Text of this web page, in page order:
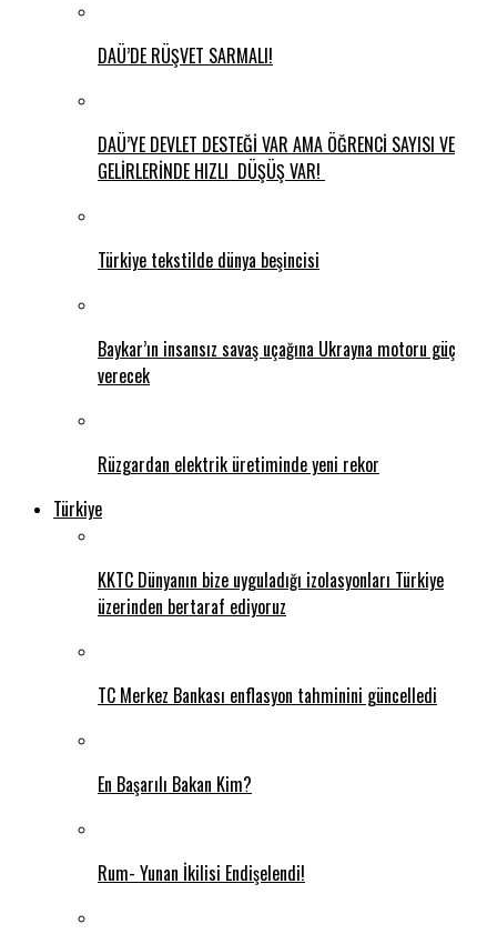
DAÜ’DE RÜŞVET SARMALI!
DAÜ’YE DEVLET DESTEĞİ VAR AMA ÖĞRENCİ SAYISI VE
GELİRLERİNDE HIZLI DÜŞÜŞ VAR!
Türkiye tekstilde dünya beşincisi
Baykar’ın insansız savaş uçağına Ukrayna motoru güç
verecek
Rüzgardan elektrik üretiminde yeni rekor
Türkiye
KKTC Dünyanın bize uyguladığı izolasyonları Türkiye
üzerinden bertaraf ediyoruz
TC Merkez Bankası enflasyon tahminini güncelledi
En Başarılı Bakan Kim?
Rum- Yunan İkilisi Endişelendi!